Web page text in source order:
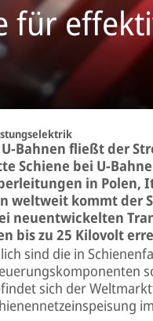
für
Bahnen fließt der
Schiene bei U-
in Polen,
weltweit kommt der
neuentwickelten
bis zu 25 Kilovolt
sind die in
sich der